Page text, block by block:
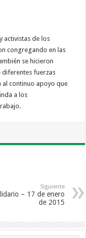
activistas de los
congregando en las
se hicieron
diferentes fuerzas
al continuo apoyo que
a los
Siguiente
– 17 de enero
de 2015